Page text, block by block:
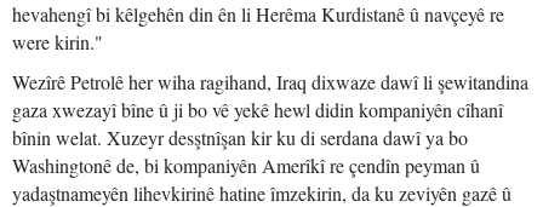
hevahengî bi kêlgehên din ên li Herêma Kurdistanê û navçeyê re
were kirin."
Wezîrê Petrolê her wiha ragihand, Iraq dixwaze dawî li şewitandina
gaza xwezayî bîne û ji bo vê yekê hewl didin kompaniyên cîhanî
bînin welat. Xuzeyr desştnîşan kir ku di serdana dawî ya bo
Washingtonê de, bi kompaniyên Amerîkî re çendîn peyman û
yadaştnameyên lihevkirinê hatine îmzekirin, da ku zeviyên gazê û